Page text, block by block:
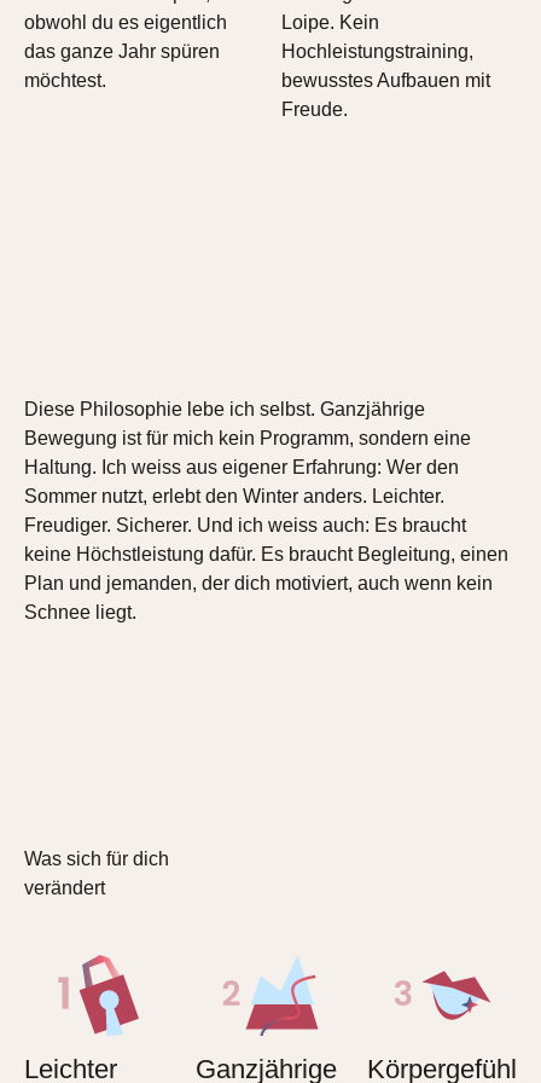
obwohl du es eigentlich
das ganze Jahr spüren
möchtest.
Loipe. Kein
Hochleistungstraining,
bewusstes Aufbauen mit
Freude.
Diese Philosophie lebe ich selbst. Ganzjährige
Bewegung ist für mich kein Programm, sondern eine
Haltung. Ich weiss aus eigener Erfahrung: Wer den
Sommer nutzt, erlebt den Winter anders. Leichter.
Freudiger. Sicherer. Und ich weiss auch: Es braucht
keine Höchstleistung dafür. Es braucht Begleitung, einen
Plan und jemanden, der dich motiviert, auch wenn kein
Schnee liegt.
Was sich für dich
verändert
Leichter Ganzjährige Körpergefühl